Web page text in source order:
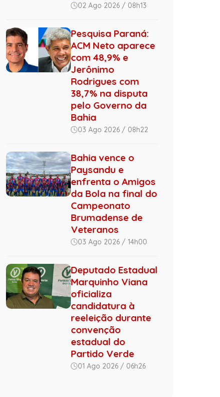
02 Ago 2026 / 08h13
Pesquisa Paraná:
ACM Neto aparece
com 48,9% e
Jerônimo
Rodrigues com
38,7% na disputa
pelo Governo da
Bahia
03 Ago 2026 / 08h22
Bahia vence o
Paysandu e
enfrenta o Amigos
da Bola na final do
Campeonato
Brumadense de
Veteranos
03 Ago 2026 / 14h00
Deputado Estadual
Marquinho Viana
oficializa
candidatura à
reeleição durante
convenção
estadual do
Partido Verde
01 Ago 2026 / 06h26